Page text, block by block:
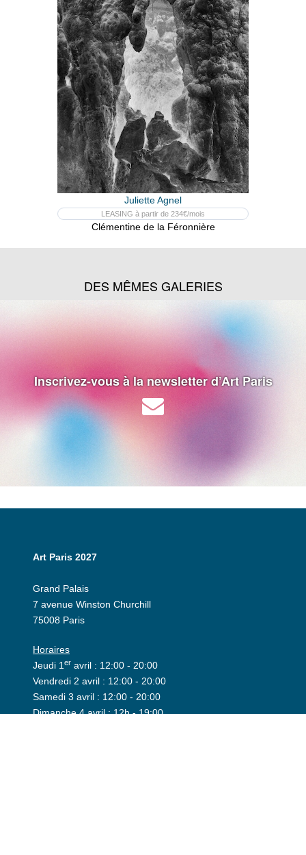
Juliette Agnel
LEASING à partir de 234€/mois
Clémentine de la Féronnière
DES MÊMES GALERIES
Inscrivez-vous à la newsletter d’Art Paris
Art Paris 2027
Grand Palais
7 avenue Winston Churchill
75008 Paris
Horaires
Jeudi 1er avril : 12:00 - 20:00
Vendredi 2 avril : 12:00 - 20:00
Samedi 3 avril : 12:00 - 20:00
Dimanche 4 avril : 12h - 19:00